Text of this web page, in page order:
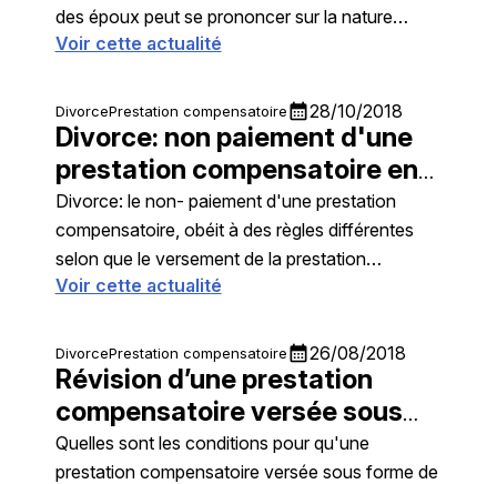
des époux peut se prononcer sur la nature
d'actions d'une société pour savoir s'il s'agit
compétence exclusive
Voir cette actualité
DivorcePrestation compensatoirecalendar_month28/10/2018
Divorce: non paiement d'une
prestation compensatoire en
capital ou en rente
Divorce: le non- paiement d'une prestation
compensatoire, obéit à des règles différentes
selon que le versement de la prestation
compensatoire est en capital ou sous forme de
déterminée
Voir cette actualité
DivorcePrestation compensatoirecalendar_month26/08/2018
Révision d’une prestation
compensatoire versée sous
forme de rente viagère
Quelles sont les conditions pour qu'une
prestation compensatoire versée sous forme de